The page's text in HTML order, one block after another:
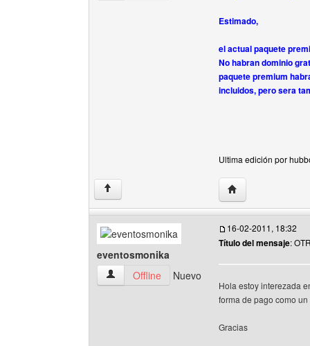
Estimado,
el actual paquete
No habran dominio
paquete premium
incluidos, pero sera
Ultima edición por
↑ Visitar sitio web
eventosmonika
eventosmonika Ver perfil del usuario
Offline Nuevo
16-02-2011, 18:32
Título del mensaje:
Hola estoy interezada
forma de pago como
Gracias